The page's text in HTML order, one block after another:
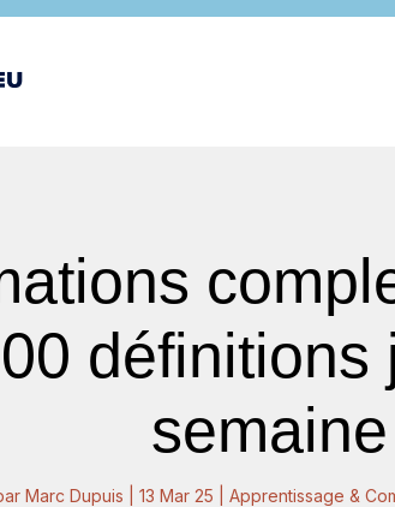
définitions
semaine
Marc Dupuis 13 Mar 25 Apprentissage &